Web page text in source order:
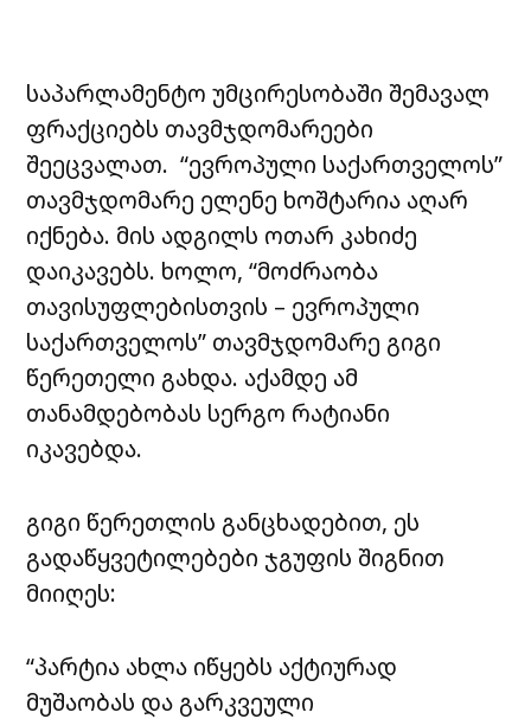
საპარლამენტო უმცირესობაში შემავალ
ფრაქციებს თავმჯდომარეები
შეეცვალათ. “ევროპული საქართველოს”
თავმჯდომარე ელენე ხოშტარია აღარ
იქნება. მის ადგილს ოთარ კახიძე
დაიკავებს. ხოლო, “მოძრაობა
თავისუფლებისთვის – ევროპული
საქართველოს” თავმჯდომარე გიგი
წერეთელი გახდა. აქამდე ამ
თანამდებობას სერგო რატიანი
იკავებდა.
გიგი წერეთლის განცხადებით, ეს
გადაწყვეტილებები ჯგუფის შიგნით
მიიღეს:
“პარტია ახლა იწყებს აქტიურად
მუშაობას და გარკვეული